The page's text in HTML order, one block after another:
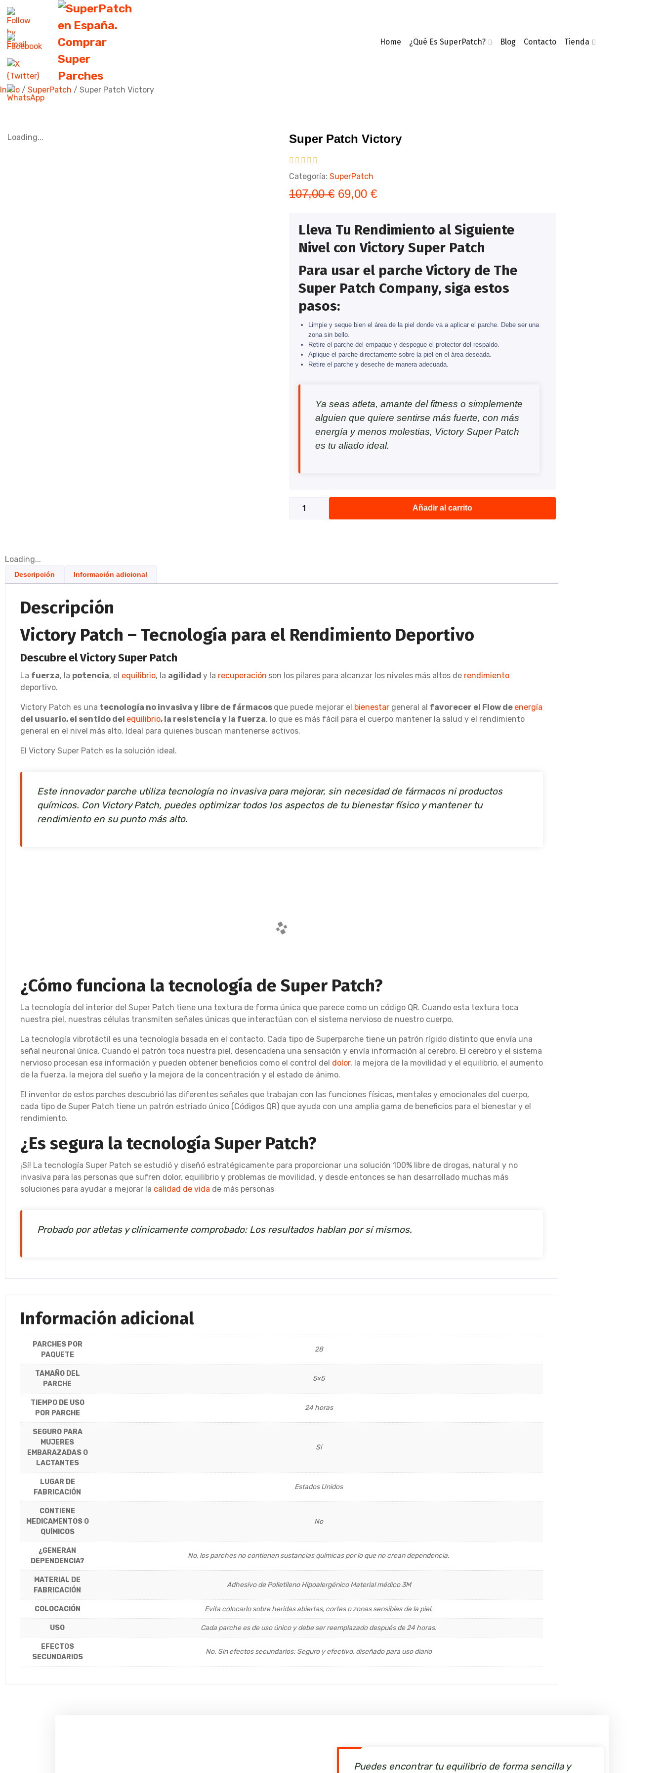
Home ¿Qué Es SuperPatch? Blog Contacto Tienda
Inicio / SuperPatch / Super Patch Victory
Loading... Super Patch Victory
Categoría: SuperPatch
107,00€ 69,00 €
Lleva Tu Rendimiento al Siguiente
Nivel con Victory Super Patch
Para usar el parche Victory de The
Super Patch Company, siga estos
pasos:
Limpie y seque bien el área de la piel donde va a aplicar el parche. Debe ser una
zona sin bello.
Retire el parche del empaque y despegue el protector del respaldo.
Aplique el parche directamente sobre la piel en el área deseada.
Retire el parche y deseche de manera adecuada.
Ya seas atleta, amante del fitness o simplemente
alguien que quiere sentirse más fuerte, con más
energía y menos molestias, Victory Super Patch
es tu aliado ideal.
Añadir al carrito
Loading...
Descripción Información adicional
Descripción
Victory Patch – Tecnología para el Rendimiento Deportivo
Descubre el Victory Super Patch
La fuerza, la potencia, el equilibrio, la agilidad y la recuperación son los pilares para alcanzar los niveles más altos de rendimiento
deportivo.
Victory Patch es una tecnología no invasiva y libre de fármacos que puede mejorar el bienestar general al favorecer el Flow de energía
del usuario, el sentido del equilibrio, la resistencia y la fuerza, lo que es más fácil para el cuerpo mantener la salud y el rendimiento
general en el nivel más alto. Ideal para quienes buscan mantenerse activos.
El Victory Super Patch es la solución ideal.
Este innovador parche utiliza tecnología no invasiva para mejorar, sin necesidad de fármacos ni productos
químicos. Con Victory Patch, puedes optimizar todos los aspectos de tu bienestar físico y mantener tu
rendimiento en su punto más alto.
¿Cómo funciona la tecnología de Super Patch?
La tecnología del interior del Super Patch tiene una textura de forma única que parece como un código QR. Cuando esta textura toca
nuestra piel, nuestras células transmiten señales únicas que interactúan con el sistema nervioso de nuestro cuerpo.
La tecnología vibrotáctil es una tecnología basada en el contacto. Cada tipo de Superparche tiene un patrón rígido distinto que envía una
señal neuronal única. Cuando el patrón toca nuestra piel, desencadena una sensación y envía información al cerebro. El cerebro y el sistema
nervioso procesan esa información y pueden obtener beneficios como el control del dolor, la mejora de la movilidad y el equilibrio, el aumento
de la fuerza, la mejora del sueño y la mejora de la concentración y el estado de ánimo.
El inventor de estos parches descubrió las diferentes señales que trabajan con las funciones físicas, mentales y emocionales del cuerpo,
cada tipo de Super Patch tiene un patrón estriado único (Códigos QR) que ayuda con una amplia gama de beneficios para el bienestar y el
rendimiento.
¿Es segura la tecnología Super Patch?
¡Sí! La tecnología Super Patch se estudió y diseñó estratégicamente para proporcionar una solución 100% libre de drogas, natural y no
invasiva para las personas que sufren dolor, equilibrio y problemas de movilidad, y desde entonces se han desarrollado muchas más
soluciones para ayudar a mejorar la calidad de vida de más personas
Probado por atletas y clínicamente comprobado: Los resultados hablan por sí mismos.
Información adicional
PARCHES POR
PAQUETE
28
TAMAÑO DEL
PARCHE
5×5
TIEMPO DE USO
POR PARCHE
24 horas
SEGURO PARA
MUJERES
EMBARAZADAS O
LACTANTES
Sí
LUGAR DE
FABRICACIÓN
Estados Unidos
CONTIENE
MEDICAMENTOS O
QUÍMICOS
No
¿GENERAN
DEPENDENCIA?
No, los parches no contienen sustancias químicas por lo que no crean dependencia.
MATERIAL DE
FABRICACIÓN
Adhesivo de Polietileno Hipoalergénico Material médico 3M
COLOCACIÓN Evita colocarlo sobre heridas abiertas, cortes o zonas sensibles de la piel.
USO Cada parche es de uso único y debe ser reemplazado después de 24 horas.
EFECTOS
SECUNDARIOS
No. Sin efectos secundarios: Seguro y efectivo, diseñado para uso diario
Puedes encontrar tu equilibrio de forma sencilla y